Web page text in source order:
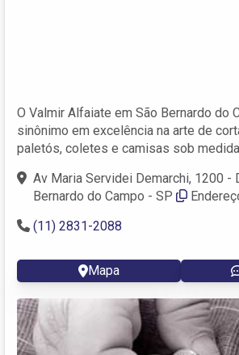
O Valmir Alfaiate em São Bernardo do
sinônimo em excelência na arte de
paletós, coletes e camisas sob
Av Maria Servidei Demarchi, 1200 -
Bernardo do Campo - SP
(11) 2831-2088
Mapa